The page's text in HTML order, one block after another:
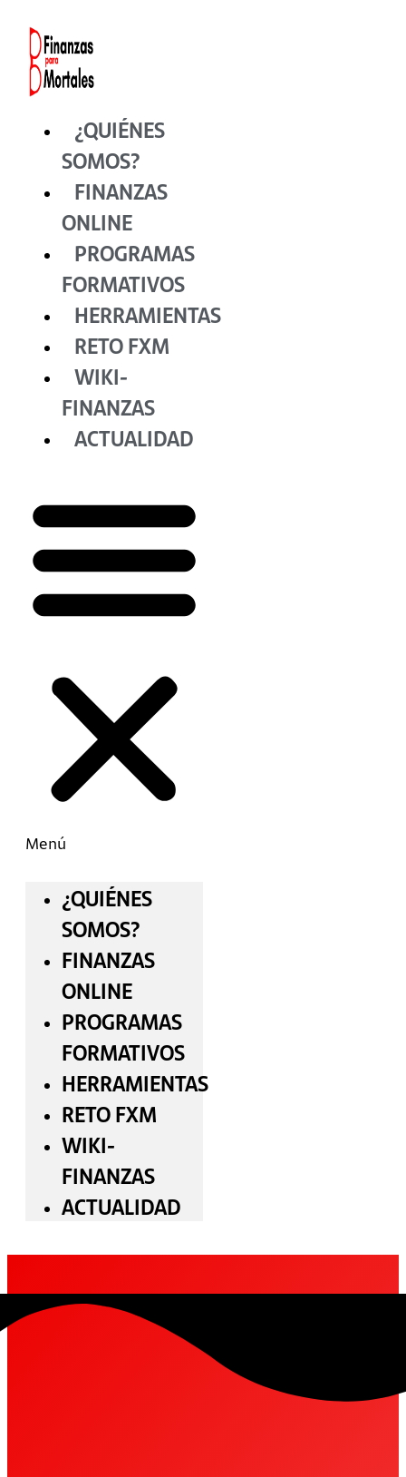
contenido
¿QUIÉNES
SOMOS?
FINANZAS
ONLINE
PROGRAMAS
FORMATIVOS
HERRAMIENTAS
RETO FXM
WIKI-
FINANZAS
ACTUALIDAD
Menú
¿QUIÉNES
SOMOS?
FINANZAS
ONLINE
PROGRAMAS
FORMATIVOS
HERRAMIENTAS
RETO FXM
WIKI-
FINANZAS
ACTUALIDAD